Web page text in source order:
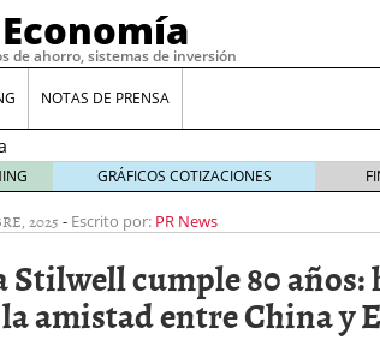
de ahorro, sistemas de inversión
NOTAS DE PRENSA
GRÁFICOS COTIZACIONES
2025 - Escrito por: PR News
Stilwell cumple 80
amistad entre China y